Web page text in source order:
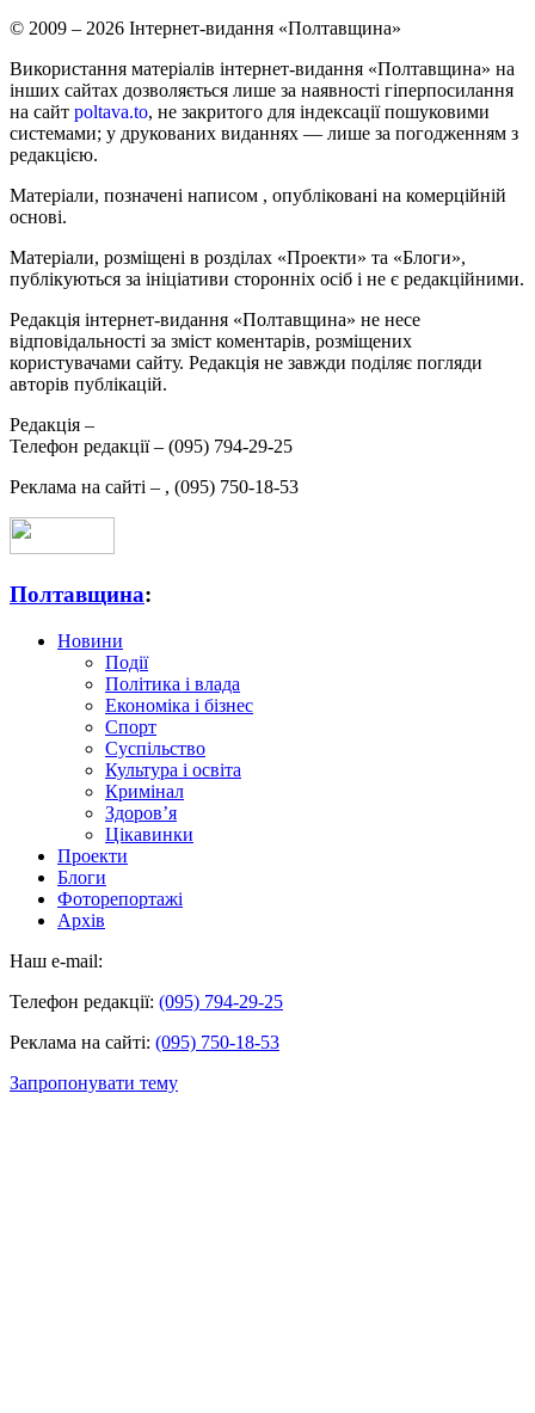
© 2009 – 2026 Інтернет-видання «Полтавщина»
Використання матеріалів інтернет-видання «Полтавщина» на
інших сайтах дозволяється лише за наявності гіперпосилання
на сайт poltava.to, не закритого для індексації пошуковими
системами; у друкованих виданнях — лише за погодженням з
редакцією.
Матеріали, позначені написом , опубліковані на комерційній
основі.
Матеріали, розміщені в розділах «Проекти» та «Блоги»,
публікуються за ініціативи сторонніх осіб і не є редакційними.
Редакція інтернет-видання «Полтавщина» не несе
відповідальності за зміст коментарів, розміщених
користувачами сайту. Редакція не завжди поділяє погляди
авторів публікацій.
Редакція –
Телефон редакції – (095) 794-29-25
Реклама на сайті – , (095) 750-18-53
Полтавщина:
Новини
Події
Політика і влада
Економіка і бізнес
Спорт
Суспільство
Культура і освіта
Кримінал
Здоров’я
Цікавинки
Проекти
Блоги
Фоторепортажі
Архів
Наш e-mail:
Телефон редакції: (095) 794-29-25
Реклама на сайті: (095) 750-18-53
Запропонувати тему